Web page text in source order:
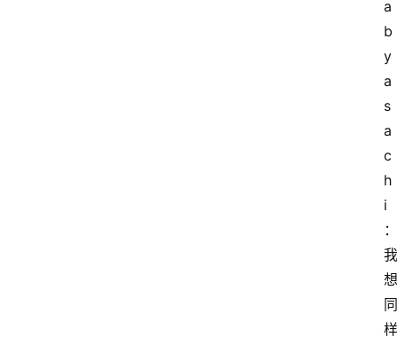
a
b
y
a
s
a
c
h
i
：
我
想
同
样